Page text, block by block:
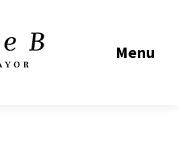
Menu